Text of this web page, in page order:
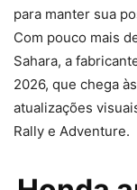
para manter sua
Com pouco mais
Sahara, a
2026, que chega
atualizações
Rally e Adventure.